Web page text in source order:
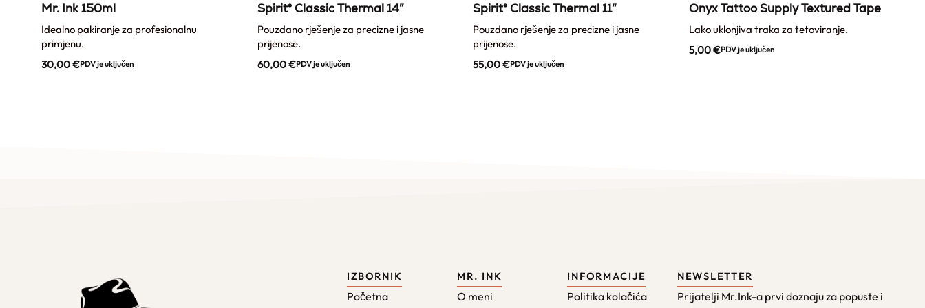
Mr. Ink 150ml
Idealno pakiranje za profesionalnu
primjenu.
30,00€PDV je uključen
Spirit® Classic Thermal 14″
Pouzdano rješenje za precizne i jasne
prijenose.
60,00€PDV je uključen
Spirit® Classic Thermal 11″
Pouzdano rješenje za precizne i jasne
prijenose.
55,00€PDV je uključen
Onyx Tattoo Supply Textured Tape
Lako uklonjiva traka za tetoviranje.
5,00€PDV je uključen
IZBORNIK
Početna
MR. INK
O meni
INFORMACIJE
Politika kolačića
NEWSLETTER
Prijatelji Mr.Ink-a prvi doznaju za popuste i